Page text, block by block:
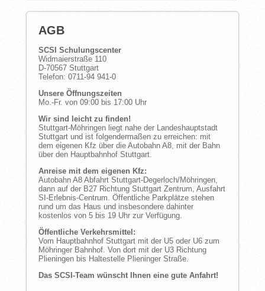
AGB
SCSI Schulungscenter
Widmaierstraße 110
D-70567 Stuttgart
Telefon: 0711-94 941-0
Unsere Öffnungszeiten
Mo.-Fr. von 09:00 bis 17:00 Uhr
Wir sind leicht zu finden!
Stuttgart-Möhringen liegt nahe der Landeshauptstadt
Stuttgart und ist folgendermaßen zu erreichen: mit
dem eigenen Kfz über die Autobahn A8, mit der Bahn
über den Hauptbahnhof Stuttgart.
Anreise mit dem eigenen Kfz:
Autobahn A8 Abfahrt Stuttgart-Degerloch/Möhringen,
dann auf der B27 Richtung Stuttgart Zentrum, Ausfahrt
SI-Erlebnis-Centrum. Öffentliche Parkplätze stehen
rund um das Haus und insbesondere dahinter
kostenlos von 5 bis 19 Uhr zur Verfügung.
Öffentliche Verkehrsmittel:
Vom Hauptbahnhof Stuttgart mit der U5 oder U6 zum
Möhringer Bahnhof. Von dort mit der U3 Richtung
Plieningen bis Haltestelle Plieninger Straße.
Das SCSI-Team wünscht Ihnen eine gute Anfahrt!